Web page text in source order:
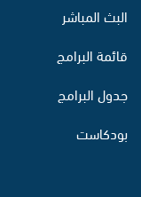
البث المباشر
قائمة البرامج
جدول البرامج
بودكاست